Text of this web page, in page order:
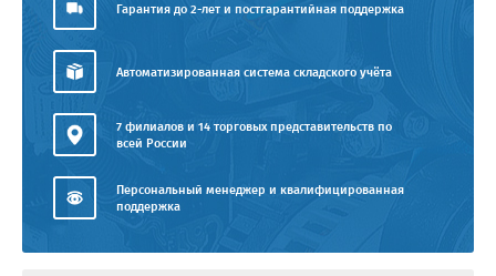
Гарантия до 2-лет и постгарантийная поддержка
Автоматизированная система складского учёта
7 филиалов и 14 торговых представительств по
всей России
Персональный менеджер и квалифицированная
поддержка